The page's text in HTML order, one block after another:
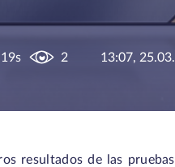
2 13:07,
resultados de las